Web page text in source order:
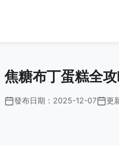
焦糖布丁蛋糕全
發布日期： 2025-12-07 更